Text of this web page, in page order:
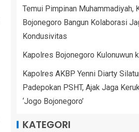
Temui Pimpinan Muhammadiyah,
Bojonegoro Bangun Kolaborasi
Kondusivitas
Kapolres Bojonegoro Kulonuwun
Kapolres AKBP Yenni Diarty
Padepokan PSHT, Ajak Jaga
‘Jogo Bojonegoro’
KATEGORI